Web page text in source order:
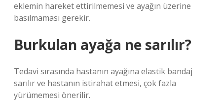
eklemin hareket ettirilmemesi ve ayağın üzerine
basılmaması gerekir.
Burkulan ayağa ne sarılır?
Tedavi sırasında hastanın ayağına elastik bandaj
sarılır ve hastanın istirahat etmesi, çok fazla
yürümemesi önerilir.